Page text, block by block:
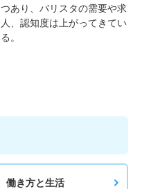
つあり、バリスタの需要や求
人、認知度は上がってきてい
る。
働き方と生活